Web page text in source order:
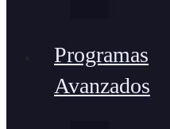
Programas
Avanzados